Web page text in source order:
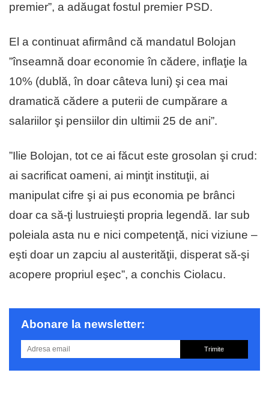
premier”, a adăugat fostul premier PSD.
El a continuat afirmând că mandatul Bolojan
”înseamnă doar economie în cădere, inflaţie la
10% (dublă, în doar câteva luni) şi cea mai
dramatică cădere a puterii de cumpărare a
salariilor şi pensiilor din ultimii 25 de ani”.
”Ilie Bolojan, tot ce ai făcut este grosolan şi crud:
ai sacrificat oameni, ai minţit instituţii, ai
manipulat cifre şi ai pus economia pe brânci
doar ca să-ţi lustruieşti propria legendă. Iar sub
poleiala asta nu e nici competenţă, nici viziune –
eşti doar un zapciu al austerităţii, disperat să-şi
acopere propriul eşec”, a conchis Ciolacu.
Abonare la newsletter:
Trimite